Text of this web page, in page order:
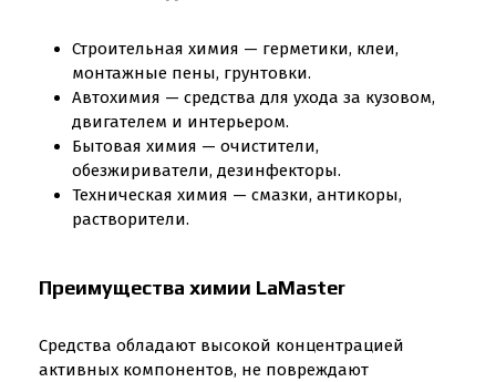
Строительная химия — герметики, клеи,
монтажные пены, грунтовки.
Автохимия — средства для ухода за кузовом,
двигателем и интерьером.
Бытовая химия — очистители,
обезжириватели, дезинфекторы.
Техническая химия — смазки, антикоры,
растворители.
Преимущества химии LaMaster
Средства обладают высокой концентрацией
активных компонентов, не повреждают